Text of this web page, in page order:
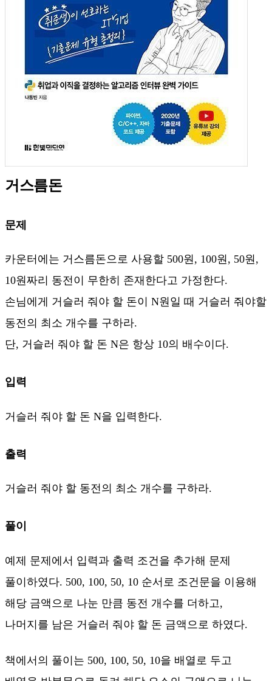
거스름돈
문제
카운터에는 거스름돈으로 사용할 500원, 100원, 50원,
10원짜리 동전이 무한히 존재한다고 가정한다.
손님에게 거슬러 줘야 할 돈이 N원일 때 거슬러 줘야할
동전의 최소 개수를 구하라.
단, 거슬러 줘야 할 돈 N은 항상 10의 배수이다.
입력
거슬러 줘야 할 돈 N을 입력한다.
출력
거슬러 줘야 할 동전의 최소 개수를 구하라.
풀이
예제 문제에서 입력과 출력 조건을 추가해 문제
풀이하였다. 500, 100, 50, 10 순서로 조건문을 이용해
해당 금액으로 나눈 만큼 동전 개수를 더하고,
나머지를 남은 거슬러 줘야 할 돈 금액으로 하였다.
책에서의 풀이는 500, 100, 50, 10을 배열로 두고